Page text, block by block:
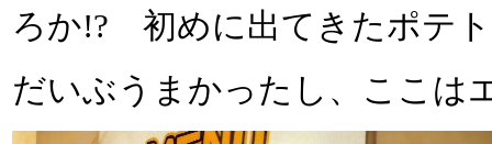
ろか!? 初めに出てきたポテ
だいぶうまかったし、ここは